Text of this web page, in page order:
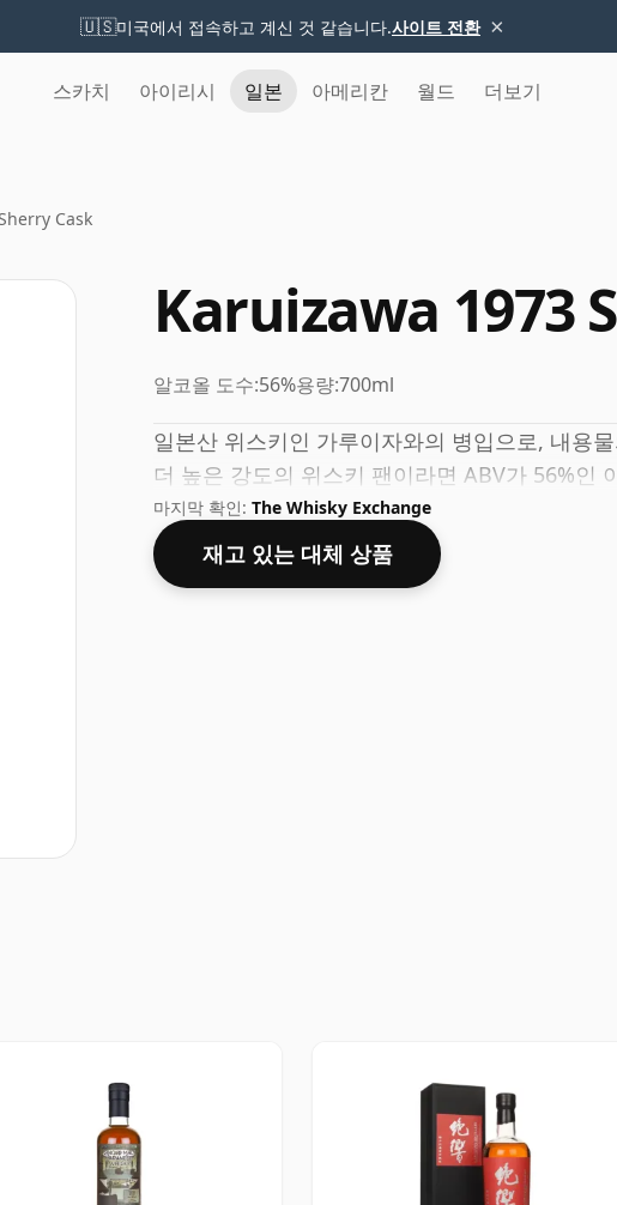
🇺🇸미국에서 접속하고 계신 것 같습니다.사이트 전환 ×
스카치 아이리시 일본 아메리칸 월드 더보기
Cask
Karuizawa 1973
알코올 도수:56%용량:700ml
일본산 위스키인 가루이자와의 병입으로, 내용
더 높은 강도의 위스키 팬이라면 ABV가 56%인
마지막 확인: The Whisky Exchange
재고 있는 대체 상품